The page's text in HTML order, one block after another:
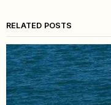
RELATED POSTS